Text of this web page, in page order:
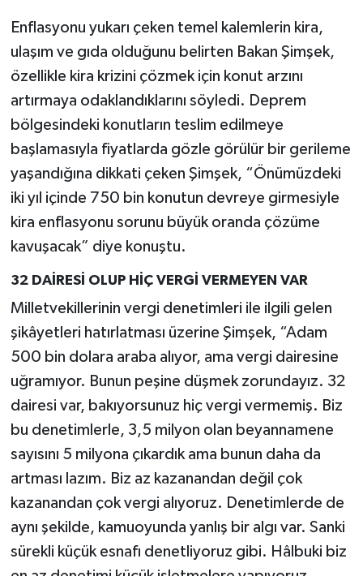
Enflasyonu yukarı çeken temel kalemlerin kira,
ulaşım ve gıda olduğunu belirten Bakan Şimşek,
özellikle kira krizini çözmek için konut arzını
artırmaya odaklandıklarını söyledi. Deprem
bölgesindeki konutların teslim edilmeye
başlamasıyla fiyatlarda gözle görülür bir gerileme
yaşandığına dikkati çeken Şimşek, “Önümüzdeki
iki yıl içinde 750 bin konutun devreye girmesiyle
kira enflasyonu sorunu büyük oranda çözüme
kavuşacak” diye konuştu.
32 DAİRESİ OLUP HİÇ VERGİ VERMEYEN VAR
Milletvekillerinin vergi denetimleri ile ilgili gelen
şikâyetleri hatırlatması üzerine Şimşek, “Adam
500 bin dolara araba alıyor, ama vergi dairesine
uğramıyor. Bunun peşine düşmek zorundayız. 32
dairesi var, bakıyorsunuz hiç vergi vermemiş. Biz
bu denetimlerle, 3,5 milyon olan beyannamene
sayısını 5 milyona çıkardık ama bunun daha da
artması lazım. Biz az kazanandan değil çok
kazanandan çok vergi alıyoruz. Denetimlerde de
aynı şekilde, kamuoyunda yanlış bir algı var. Sanki
sürekli küçük esnafı denetliyoruz gibi. Hâlbuki biz